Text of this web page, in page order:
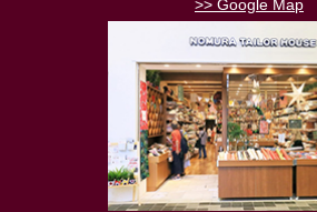
>> Google Map